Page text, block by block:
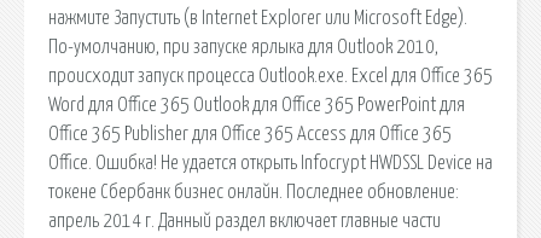
нажмите Запустить (в Internet Explorer или Microsoft Edge).
По-умолчанию, при запуске ярлыка для Outlook 2010,
происходит запуск процесса Outlook.exe. Excel для Office 365
Word для Office 365 Outlook для Office 365 PowerPoint для
Office 365 Publisher для Office 365 Access для Office 365
Office. Ошибка! Не удается открыть Infocrypt HWDSSL Device на
токене Сбербанк бизнес онлайн. Последнее обновление:
апрель 2014 г. Данный раздел включает главные части